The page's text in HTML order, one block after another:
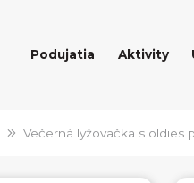
Podujatia Aktivity
Večerná lyžovačka s oldies